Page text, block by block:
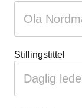
kan
ignorere
dette
Stillingstittel